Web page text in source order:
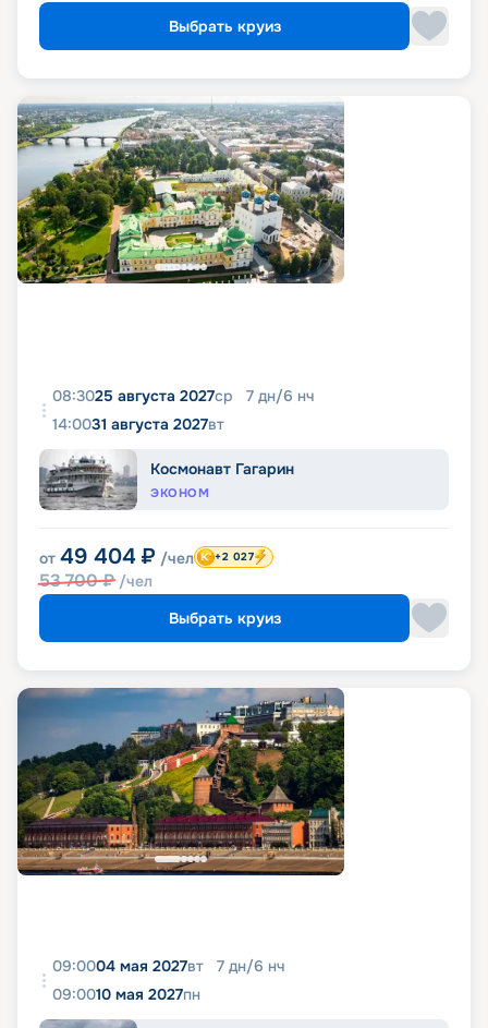
Выбрать круиз
08:3025 августа 2027ср 7 дн/6 нч
14:0031 августа 2027вт
Космонавт Гагарин
ЭКОНОМ
от 49 404 ₽ /чел
53 700₽ /чел
+2 027
Выбрать круиз
09:0004 мая 2027вт 7 дн/6 нч
09:0010 мая 2027пн